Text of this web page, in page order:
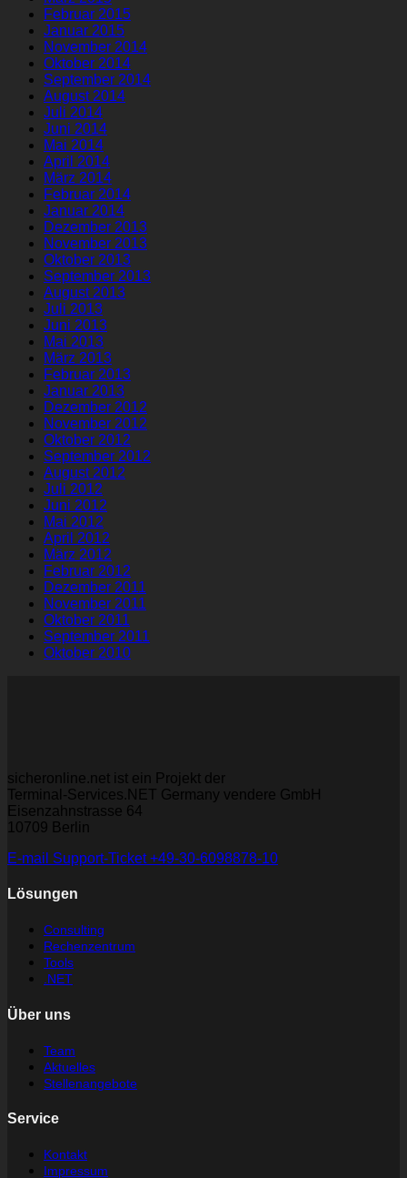
Februar 2015
Januar 2015
November 2014
Oktober 2014
September 2014
August 2014
Juli 2014
Juni 2014
Mai 2014
April 2014
März 2014
Februar 2014
Januar 2014
Dezember 2013
November 2013
Oktober 2013
September 2013
August 2013
Juli 2013
Juni 2013
Mai 2013
März 2013
Februar 2013
Januar 2013
Dezember 2012
November 2012
Oktober 2012
September 2012
August 2012
Juli 2012
Juni 2012
Mai 2012
April 2012
März 2012
Februar 2012
Dezember 2011
November 2011
Oktober 2011
September 2011
Oktober 2010
sicheronline.net ist ein Projekt der
Terminal-Services.NET Germany vendere GmbH
Eisenzahnstrasse 64
10709 Berlin
E-mail Support-Ticket +49-30-6098878-10
Lösungen
Consulting
Rechenzentrum
Tools
.NET
Über uns
Team
Aktuelles
Stellenangebote
Service
Kontakt
Impressum